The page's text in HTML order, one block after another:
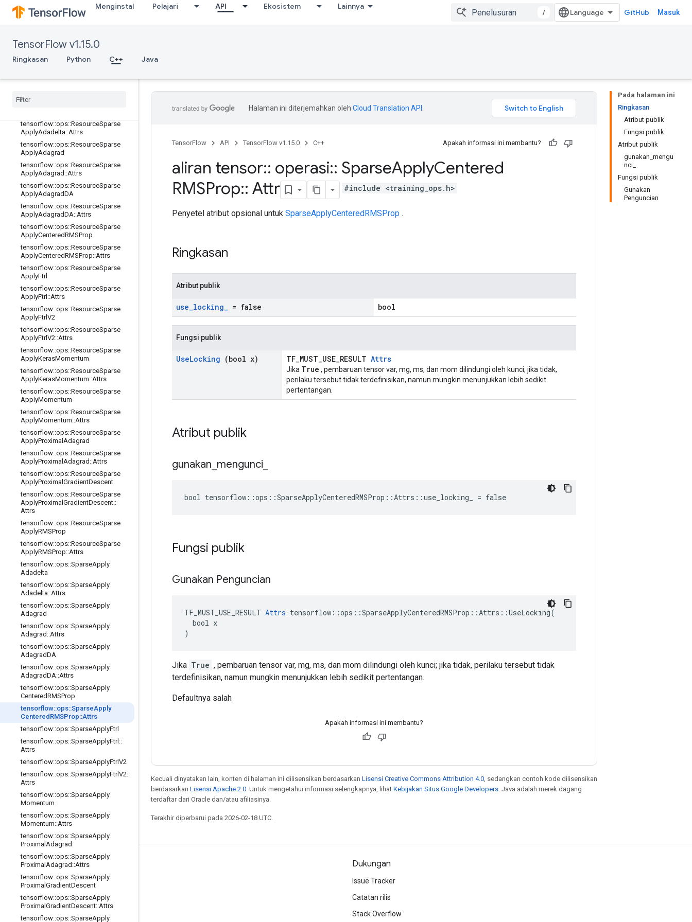
Menginstal Pelajari API Ekosistem Lainnya
/ GitHub Masuk
TensorFlow v1.15.0
Ringkasan Python C++ Java
imalAdagrad::Attrs
tensorflow::ops::ResourceApplyProx
imalGradientDescent::Attrs
tensorflow::ops::ResourceApplyRM
tensorflow
tensorflow::ops::ResourceSparse
ApplyAdadelta::Attrs
tensorflow::ops::ResourceSparse
ApplyAdagrad
tensorflow::ops::ResourceSparse
ApplyAdagrad ::Attrs
tensorflow::ops::ResourceSparse
ApplyAdagradDA
tensorflow::ops::ResourceSparse
ApplyAdagradDA::Attrs
tensorflow::ops::ResourceSparse
ApplyCenteredRMSProp
tensorflow::ops::ResourceSparse
ApplyCenteredRMSProp::Attrs
tensorflow::ops::ResourceSparse
ApplyFtrl
tensorflow::ops::ResourceSparse
ApplyFtrl ::Attrs
tensorflow::ops::ResourceSparse
ApplyFtrlV2
tensorflow::ops::ResourceSparse
ApplyFtrlV2::Attrs
tensorflow::ops::ResourceSparse
ApplyKerasMomentum
tensorflow::ops::ResourceSparse
ApplyKerasMomentum::Attrs
tensorflow::ops::ResourceSparse
ApplyMomentum
tensorflow::ops::ResourceSparse
ApplyMomentum::Attrs
tensorflow::ops::ResourceSparse
ApplyProximal Adagrad
tensorflow::ops::ResourceSparse
ApplyProximal Adagrad ::Attrs
tensorflow::ops::ResourceSparse
ApplyProximal GradientDescent
tensorflow::ops::ResourceSparse
ApplyProximal GradientDescent::
Attrs
tensorflow::ops::ResourceSparse
ApplyRMSProp
tensorflow::ops::ResourceSparse
ApplyRMSProp::Attrs
tensorflow::ops::SparseApply
Adadelta
tensorflow::ops::SparseApply
Adadelta::Attrs
tensorflow::ops::SparseApply
Adagrad
tensorflow::ops::SparseApply
Adagrad ::Attrs
tensorflow::ops::SparseApply
AdagradDA
tensorflow::ops::SparseApply
AdagradDA::Attrs
tensorflow::ops::SparseApply
CenteredRMSProp
tensorflow::ops::SparseApply
Centered RMSProp::Attrs
tensorflow::ops::SparseApplyFtrl
tensorflow::ops::SparseApplyFtrl ::
Attrs
tensorflow::ops::SparseApplyFtrlV2
tensorflow::ops::SparseApplyFtrlV2::
Attrs
tensorflow::ops::SparseApply
Momentum
tensorflow::ops::SparseApply
Momentum::Attrs
tensorflow::ops::SparseApply
Proximal Adagrad
tensorflow::ops::SparseApply
Proximal Adagrad ::Attrs
tensorflow::ops::SparseApply
Proximal GradientDescent
tensorflow::ops::SparseApply
Proximal GradientDescent::Attrs
tensorflow::ops::SparseApply
Pada halaman ini
Ringkasan
Atribut publik
Fungsi publik
Atribut publik
gunakan_mengu
nci_
Fungsi publik
Gunakan
Penguncian
Halaman ini diterjemahkan oleh Cloud Translation API
TensorFlow API TensorFlow v1.15.0 C++ Apakah informasi ini membantu?
aliran tensor:: operasi:: SparseApplyCentered
RMSProp:: Attr #include <training_ops.h>
Penyetel atribut opsional untuk SparseApplyCenteredRMSProp .
Ringkasan
Atribut publik
use_locking_ = false bool
Fungsi publik
UseLocking (bool x) TF_MUST_USE_RESULT Attrs
Jika True , pembaruan tensor var, mg, ms, dan mom dilindungi oleh kunci; jika tidak,
perilaku tersebut tidak terdefinisikan, namun mungkin menunjukkan lebih sedikit
pertentangan.
Atribut publik
gunakan mengunci
bool tensorflow::ops::SparseApplyCenteredRMSProp::Attrs::use_locking_ = false
Fungsi publik
Gunakan Penguncian
TF_MUST_USE_RESULT Attrs tensorflow::ops::SparseApplyCenteredRMSProp::Attrs::UseLocking(
  bool x
)
Jika True , pembaruan tensor var, mg, ms, dan mom dilindungi oleh kunci; jika tidak, perilaku tersebut tidak
terdefinisikan, namun mungkin menunjukkan lebih sedikit pertentangan.
Defaultnya salah
Apakah informasi ini membantu?
Kecuali dinyatakan lain, konten di halaman ini dilisensikan berdasarkan Lisensi Creative Commons Attribution 4.0 , sedangkan contoh kode dilisensikan
berdasarkan Lisensi Apache 2.0 . Untuk mengetahui informasi selengkapnya, lihat Kebijakan Situs Google Developers . Java adalah merek dagang
terdaftar dari Oracle dan/atau afiliasinya.
Terakhir diperbarui pada 2026-02-18 UTC.
Tetap terhubung
Blog
Forum
Dukungan
Issue Tracker
Catatan rilis
Stack Overflow